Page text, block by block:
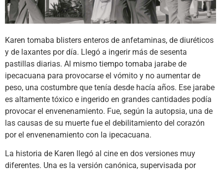
Karen tomaba blisters enteros de anfetaminas, de diuréticos
y de laxantes por día. Llegó a ingerir más de sesenta
pastillas diarias. Al mismo tiempo tomaba jarabe de
ipecacuana para provocarse el vómito y no aumentar de
peso, una costumbre que tenía desde hacía años. Ese jarabe
es altamente tóxico e ingerido en grandes cantidades podía
provocar el envenenamiento. Fue, según la autopsia, una de
las causas de su muerte fue el debilitamiento del corazón
por el envenenamiento con la ipecacuana.
La historia de Karen llegó al cine en dos versiones muy
diferentes. Una es la versión canónica, supervisada por